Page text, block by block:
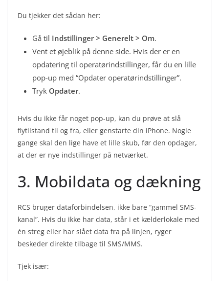
Du tjekker det sådan her:
Gå til Indstillinger > Generelt > Om.
Vent et øjeblik på denne side. Hvis der er en
opdatering til operatørindstillinger, får du en lille
pop-up med “Opdater operatørindstillinger”.
Tryk Opdater.
Hvis du ikke får noget pop-up, kan du prøve at slå
flytilstand til og fra, eller genstarte din iPhone. Nogle
gange skal den lige have et lille skub, før den opdager,
at der er nye indstillinger på netværket.
3. Mobildata og dækning
RCS bruger dataforbindelsen, ikke bare “gammel SMS-
kanal”. Hvis du ikke har data, står i et kælderlokale med
én streg eller har slået data fra på linjen, ryger
beskeder direkte tilbage til SMS/MMS.
Tjek især: